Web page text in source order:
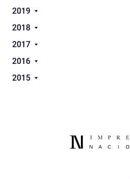
2019
2018
2017
2016
2015